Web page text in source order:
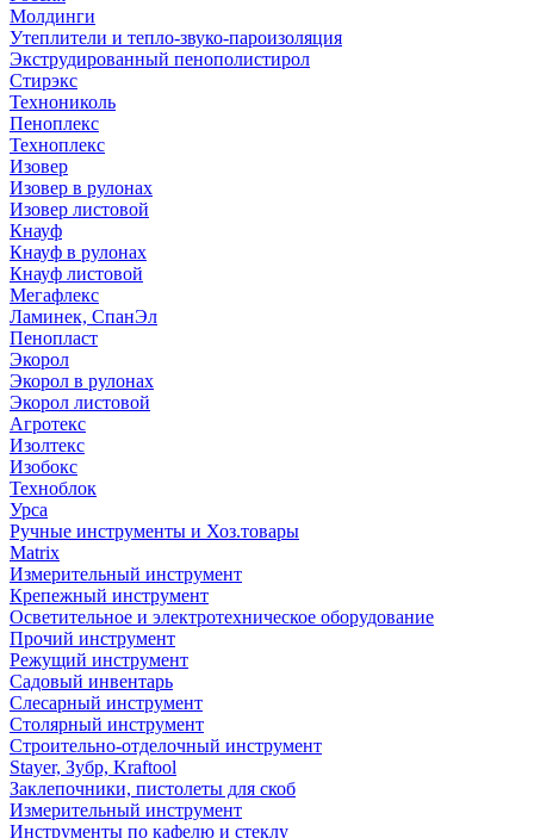
Молдинги
Утеплители и тепло-звуко-пароизоляция
Экструдированный пенополистирол
Стирэкс
Технониколь
Пеноплекс
Техноплекс
Изовер
Изовер в рулонах
Изовер листовой
Кнауф
Кнауф в рулонах
Кнауф листовой
Мегафлекс
Ламинек, СпанЭл
Пенопласт
Экорол
Экорол в рулонах
Экорол листовой
Агротекс
Изолтекс
Изобокс
Техноблок
Урса
Ручные инструменты и Хоз.товары
Matrix
Измерительный инструмент
Крепежный инструмент
Осветительное и электротехническое оборудование
Прочий инструмент
Режущий инструмент
Садовый инвентарь
Слесарный инструмент
Столярный инструмент
Строительно-отделочный инструмент
Stayer, Зубр, Kraftool
Заклепочники, пистолеты для скоб
Измерительный инструмент
Инструменты по кафелю и стеклу